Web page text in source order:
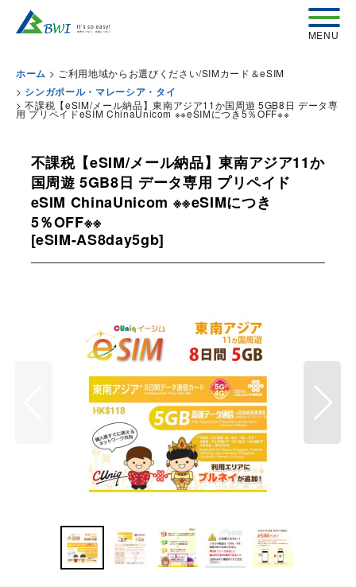
ホーム > ご利用地域からお選びください/SIMカード＆eSIM
> シンガポール・マレーシア・タイ
> 不課税【eSIM/メール納品】東南アジア11か国周遊 5GB8日 データ専
用 プリペイドeSIM ChinaUnicom ※※eSIMにつき5％OFF※※
不課税【eSIM/メール納品】東南アジア11か
国周遊 5GB8日 データ専用 プリペイド
eSIM ChinaUnicom ※※eSIMにつき
5％OFF※※
[eSIM-AS8day5gb]